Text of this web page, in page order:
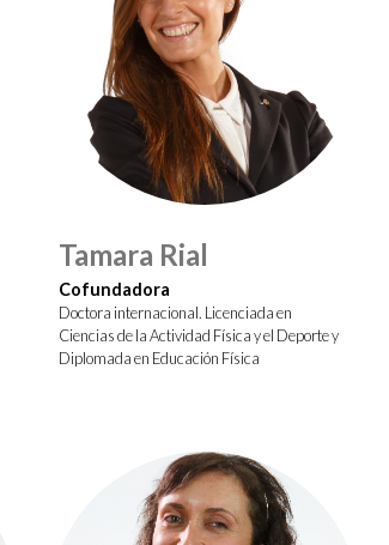
Tamara Rial
Cofundadora
Doctora internacional. Licenciada en
Ciencias de la Actividad Física y el Deporte y
Diplomada en Educación Física